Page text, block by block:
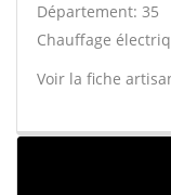
Département: 35
Chauffage
Voir la fiche